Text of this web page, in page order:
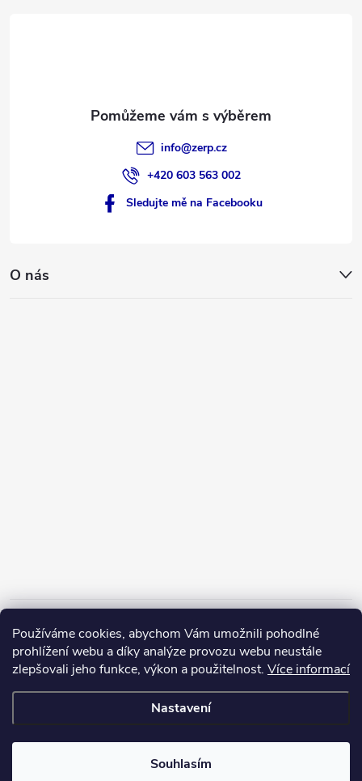
Používáme cookies, abychom Vám umožnili pohodlné
prohlížení webu a díky analýze provozu webu neustále
zlepšovali jeho funkce, výkon a použitelnost. Více informací
Nastavení
Souhlasím
info@zerp.cz
+420 603 563 002
Sledujte mě na Facebooku
O nás
Copyright 2026ZERP Rybářské potřeby. Všechna práva vyhrazena.